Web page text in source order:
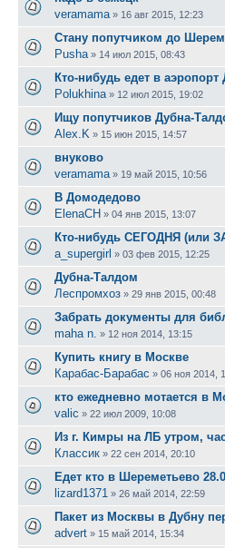
veramama » 16 авг 2015, 12:23
Стану попутчиком до
Pusha » 14 июл 2015, 08:43
Кто-нибудь едет в
Polukhina » 12 июл 2015, 19:02
Ищу попутчиков Дубна-
Alex.K » 15 июн 2015, 14:57
внуково
veramama » 19 май 2015, 10:56
В Домодедово
ElenaCH » 04 янв 2015, 13:07
Кто-нибудь СЕГОДНЯ (или
a_supergirl » 03 фев 2015, 12:25
Дубна-Талдом
Леспромхоз » 29 янв 2015, 00:48
Забрать документы для
maha n. » 12 ноя 2014, 13:15
Купить книгу в Москве
Карабас-Барабас » 06 ноя 2014,
кто ежедневно мотается в
valic » 22 июл 2009, 10:08
Из г. Кимры на ЛБ утром,
Классик » 22 сен 2014, 20:10
Едет кто в Шереметьево
lizard1371 » 26 май 2014, 22:59
Пакет из Москвы в Дубну
advert » 15 май 2014, 15:34